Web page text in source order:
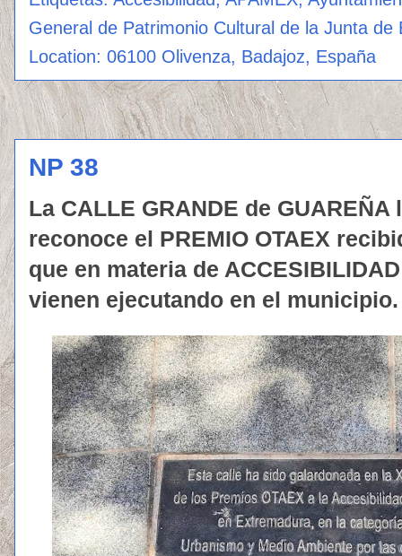
General de Patrimonio Cultural de la Junta de
Location: 06100 Olivenza, Badajoz, España
NP 38
La CALLE GRANDE de
reconoce el PREMIO OTAEX
que en materia de
vienen ejecutando en el municipio.